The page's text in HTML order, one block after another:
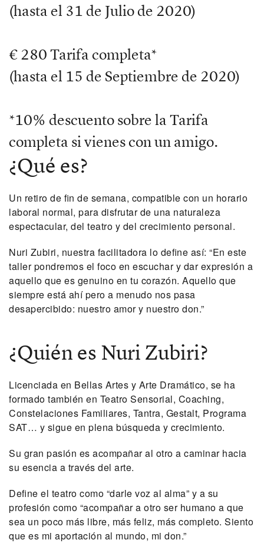
(hasta el 31 de Julio de 2020)
€ 280 Tarifa completa*
(hasta el 15 de Septiembre de 2020)
*10% descuento sobre la Tarifa
completa si vienes con un amigo.
¿Qué es?
Un retiro de fin de semana, compatible con un horario
laboral normal, para disfrutar de una naturaleza
espectacular, del teatro y del crecimiento personal.
Nuri Zubiri, nuestra facilitadora lo define así: “En este
taller pondremos el foco en escuchar y dar expresión a
aquello que es genuino en tu corazón. Aquello que
siempre está ahí pero a menudo nos pasa
desapercibido: nuestro amor y nuestro don.”
¿Quién es Nuri Zubiri?
Licenciada en Bellas Artes y Arte Dramático, se ha
formado también en Teatro Sensorial, Coaching,
Constelaciones Familiares, Tantra, Gestalt, Programa
SAT… y sigue en plena búsqueda y crecimiento.
Su gran pasión es acompañar al otro a caminar hacia
su esencia a través del arte.
Define el teatro como “darle voz al alma” y a su
profesión como “acompañar a otro ser humano a que
sea un poco más libre, más feliz, más completo. Siento
que es mi aportación al mundo, mi don.”